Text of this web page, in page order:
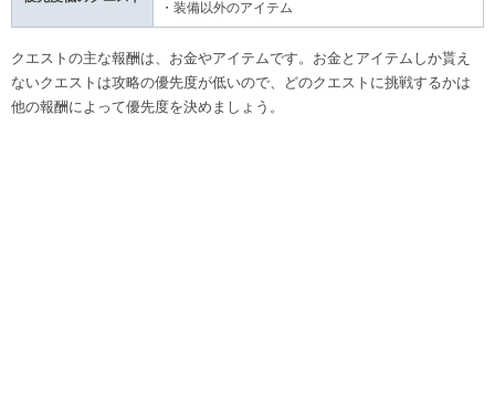
・装備以外のアイテム
クエストの主な報酬は、お金やアイテムです。お金とアイテムしか貰え
ないクエストは攻略の優先度が低いので、どのクエストに挑戦するかは
他の報酬によって優先度を決めましょう。